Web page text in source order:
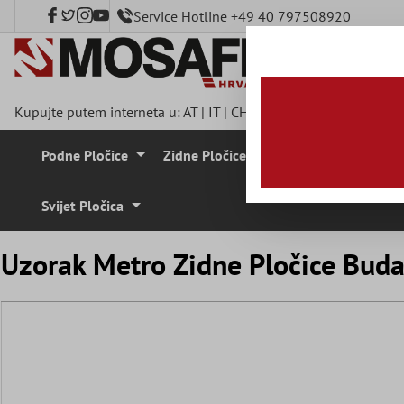
glavni sadržaj Service Hotline +49 40 797508920
Kupujte putem interneta u:AT| IT| CH
Podne Pločice Zidne Pločice
Svijet Pločica
Uzorak Metro Zidne Pločice